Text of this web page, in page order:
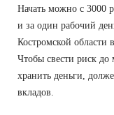
Начать можно с 3000
и за один рабочий
Костромской области
Чтобы свести риск до
хранить деньги,
вкладов.